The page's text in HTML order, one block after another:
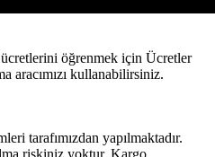
öğrenmek için Ücretler
aracımızı kullanabilirsiniz.
tarafımızdan yapılmaktadır.
riskiniz yoktur. Kargo